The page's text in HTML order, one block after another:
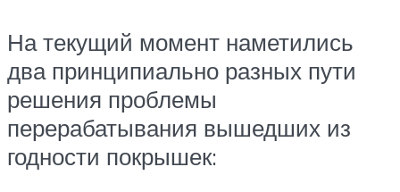
На текущий момент наметились
два принципиально разных пути
решения проблемы
перерабатывания вышедших из
годности покрышек: